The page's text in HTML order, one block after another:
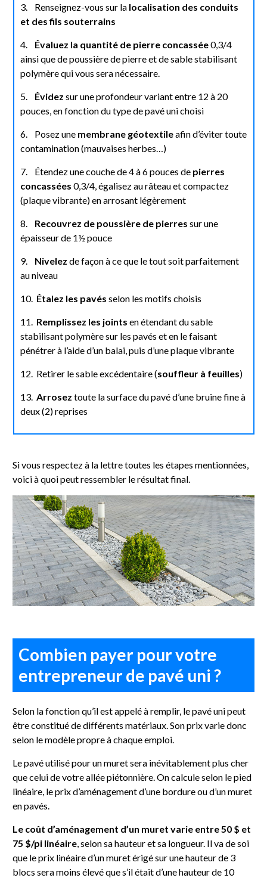
3. Renseignez-vous sur la localisation des conduits
et des fils souterrains
4. Évaluez la quantité de pierre concassée0,3/4
ainsi que de poussière de pierre et de sable stabilisant
polymère qui vous sera nécessaire.
5. Évidez sur une profondeur variant entre 12 à 20
pouces, en fonction du type de pavé uni choisi
6. Posez une membrane géotextileafin d’éviter toute
contamination (mauvaises herbes…)
7. Étendez une couche de 4 à 6 pouces de pierres
concassées 0,3/4, égalisez au râteau et compactez
(plaque vibrante) en arrosant légèrement
8. Recouvrez de poussière de pierres sur une
épaisseur de 1½ pouce
9. Nivelez de façon à ce que le tout soit parfaitement
au niveau
10. Étalez les pavés selon les motifs choisis
11. Remplissez les joints en étendant du sable
stabilisant polymère sur les pavés et en le faisant
pénétrer à l’aide d’un balai, puis d’une plaque vibrante
12. Retirer le sable excédentaire (souffleur à feuilles)
13. Arrosez toute la surface du pavé d’une bruine fine à
deux (2) reprises
Si vous respectez à la lettre toutes les étapes mentionnées,
voici à quoi peut ressembler le résultat final.
Combien payer pour votre
entrepreneur de pavé uni ?
Selon la fonction qu’il est appelé à remplir, le pavé uni peut
être constitué de différents matériaux. Son prix varie donc
selon le modèle propre à chaque emploi.
Le pavé utilisé pour un muret sera inévitablement plus cher
que celui de votre allée piétonnière. On calcule selon le pied
linéaire, le prix d’aménagement d’une bordure ou d’un muret
en pavés.
Le coût d’aménagement d’un muret varie entre 50 $ et
75 $/pi linéaire, selon sa hauteur et sa longueur. Il va de soi
que le prix linéaire d’un muret érigé sur une hauteur de 3
blocs sera moins élevé que s’il était d’une hauteur de 10